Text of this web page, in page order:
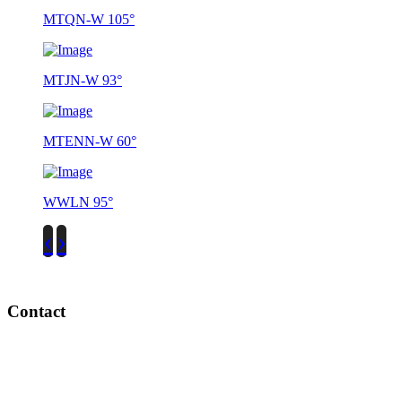
MTQN-W 105°
MTJN-W 93°
MTENN-W 60°
WWLN 95°
‹ ›
Contact